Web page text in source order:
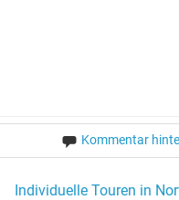
Kommentar
Individuelle Touren in